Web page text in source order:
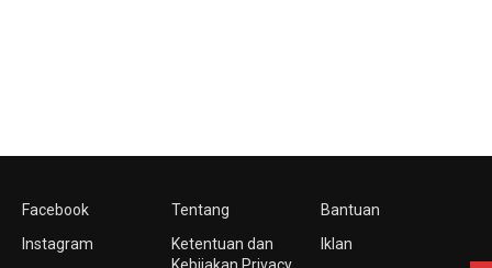
Facebook
Instagram
Tentang
Ketentuan dan
Kebijakan Privacy
Bantuan
Iklan